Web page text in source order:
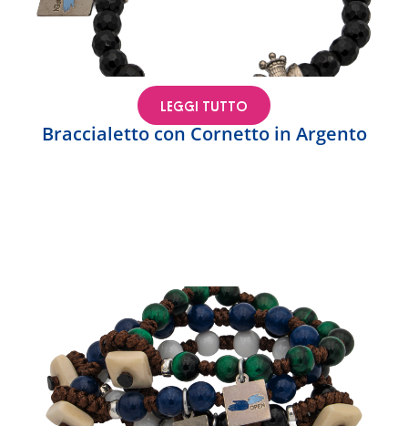
Braccialetto con Cornetto in Argento
LEGGI TUTTO